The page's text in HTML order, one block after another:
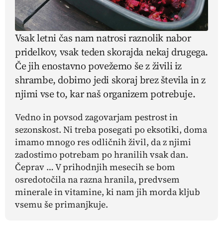
Vsak letni čas nam natrosi raznolik nabor
pridelkov, vsak teden skorajda nekaj drugega.
Če jih enostavno povežemo še z živili iz
shrambe, dobimo jedi skoraj brez števila in z
njimi vse to, kar naš organizem potrebuje.
Vedno in povsod zagovarjam pestrost in
sezonskost. Ni treba posegati po eksotiki, doma
imamo mnogo res odličnih živil, da z njimi
zadostimo potrebam po hranilih vsak dan.
Čeprav … V prihodnjih mesecih se bom
osredotočila na razna hranila, predvsem
minerale in vitamine, ki nam jih morda kljub
vsemu še primanjkuje.